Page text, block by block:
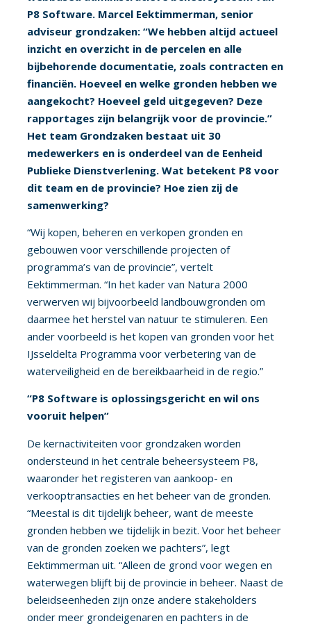
P8 Software. Marcel Eektimmerman, senior
adviseur grondzaken: “We hebben altijd actueel
inzicht en overzicht in de percelen en alle
bijbehorende documentatie, zoals contracten en
financiën. Hoeveel en welke gronden hebben we
aangekocht? Hoeveel geld uitgegeven? Deze
rapportages zijn belangrijk voor de provincie.”
Het team Grondzaken bestaat uit 30
medewerkers en is onderdeel van de Eenheid
Publieke Dienstverlening. Wat betekent P8 voor
dit team en de provincie? Hoe zien zij de
samenwerking?
“Wij kopen, beheren en verkopen gronden en
gebouwen voor verschillende projecten of
programma’s van de provincie”, vertelt
Eektimmerman. “In het kader van Natura 2000
verwerven wij bijvoorbeeld landbouwgronden om
daarmee het herstel van natuur te stimuleren. Een
ander voorbeeld is het kopen van gronden voor het
IJsseldelta Programma voor verbetering van de
waterveiligheid en de bereikbaarheid in de regio.”
“P8 Software is oplossingsgericht en wil ons
vooruit helpen”
De kernactiviteiten voor grondzaken worden
ondersteund in het centrale beheersysteem P8,
waaronder het registeren van aankoop- en
verkooptransacties en het beheer van de gronden.
“Meestal is dit tijdelijk beheer, want de meeste
gronden hebben we tijdelijk in bezit. Voor het beheer
van de gronden zoeken we pachters”, legt
Eektimmerman uit. “Alleen de grond voor wegen en
waterwegen blijft bij de provincie in beheer. Naast de
beleidseenheden zijn onze andere stakeholders
onder meer grondeigenaren en pachters in de